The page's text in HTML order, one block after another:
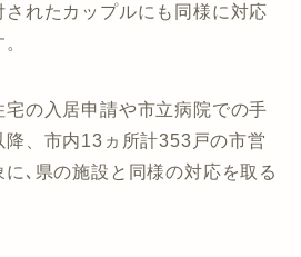
れたカップルにも同様に対応
宅の入居申請や市立病院での手
、市内13ヵ所計353戸の市営
､県の施設と同様の対応を取る